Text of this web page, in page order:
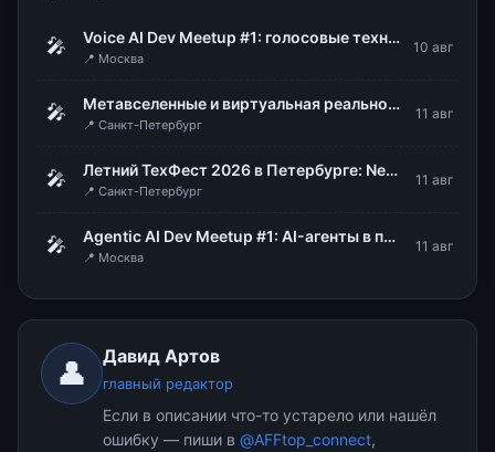
🎤 Voice AI Dev Meetup #1: голосовые технологии в продакшене
📍 Москва
10 авг
🎤 Метавселенные и виртуальная реальность: мода или рабочий инструмент
📍 Санкт-Петербург
11 авг
🎤 Летний ТехФест 2026 в Петербурге: Nexign
📍 Санкт-Петербург
11 авг
🎤 Agentic AI Dev Meetup #1: AI-агенты в продакшене
📍 Москва
11 авг
👤 Давид Артов
главный редактор
Если в описании что-то устарело или нашёл
ошибку — пиши в @AFFtop_connect,